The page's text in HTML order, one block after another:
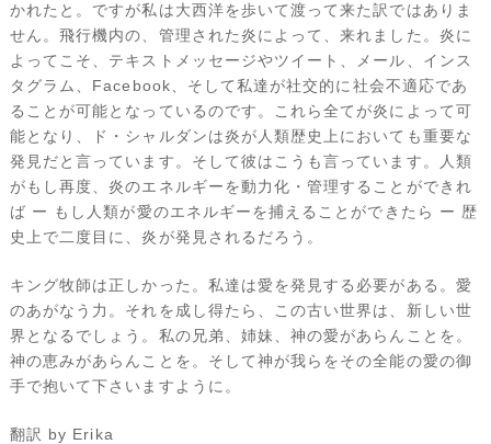
かれたと。ですが私は大西洋を歩いて渡って来た訳ではありま
せん。飛行機内の、管理された炎によって、来れました。炎に
よってこそ、テキストメッセージやツイート、メール、インス
タグラム、Facebook、そして私達が社交的に社会不適応であ
ることが可能となっているのです。これら全てが炎によって可
能となり、ド・シャルダンは炎が人類歴史上においても重要な
発見だと言っています。そして彼はこうも言っています。人類
がもし再度、炎のエネルギーを動力化・管理することができれ
ば ー もし人類が愛のエネルギーを捕えることができたら ー 歴
史上で二度目に、炎が発見されるだろう。
キング牧師は正しかった。私達は愛を発見する必要がある。愛
のあがなう力。それを成し得たら、この古い世界は、新しい世
界となるでしょう。私の兄弟、姉妹、神の愛があらんことを。
神の恵みがあらんことを。そして神が我らをその全能の愛の御
手で抱いて下さいますように。
翻訳 by Erika